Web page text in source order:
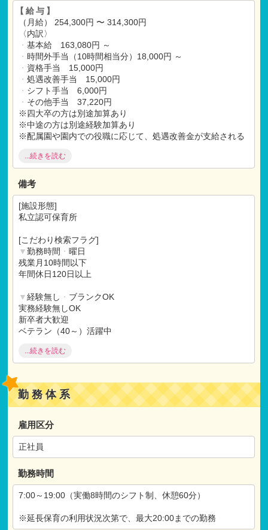
・ 園内研修
・保育技術研修
・姉妹園交流研修
・社外研修
など
【ご選考】
書類選考
面接
↓
内定
ご入社
【給与】
（月給） 254,300円 〜 314,300円
〈内訳〉
・ 基本給 163,080円 ～
・ 時間外手当（10時間相当分）18,000円 ～
・ 資格手当 15,000円
・ 処遇改善手当 15,000円
・ シフト手当 6,000円
・ その他手当 37,220円
※四大卒の方は別途加算あり
※中途の方は別途経験加算あり
※配属園や園内での役職に応じて、処遇改善金が支給される
（賞与）年3回（昨年度実績：2ヶ月分）
【福利厚生】
〇社会保険完備
昇給年1回
〇退職金制度（勤続5年以上）
借上社宅制度（自己負担5,000円のみ、敷金
料も会社負担、物件は全てオートロック、2階以上、バス
イレ別、エアコン付き！）
【手当】
交通費全額支給
住宅手当※10,000円（一人暮らし対象）
月間15回以上早番、または遅番勤務をした方へ支給（15回必
須ではない為、変動あり）
※試用期間：有
試用期間:3ヶ月
仕事内容：本採用時と変わらず
月給：本採用時と変わらず
...続きを読む
備考
[施設形態]
私立認可保育所
[こだわり検索フラグ]
▼勤務時間 ・ 曜日
残業月10時間以下
年間休日120日以上
▼経験無し ・ ブランクOK
実務経験無しOK
新卒者大歓迎
ベテラン（40～）活躍中
▼福利厚生充実
産休・ 育休取得実績
上京サポート（引越手当）
研修制度充実
▼施設・保育にこだわる
ユニフォーム
職員向け給食
...続きを読む
勤務体系
雇用区分
正社員
勤務時間
7:00～19:00（実働8時間のシフト制、休憩60分）
※延長保育の利用状況次第で、最大20:00までの勤務